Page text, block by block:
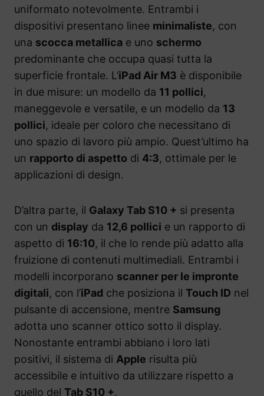
uniformato notevolmente. Entrambi i
dispositivi presentano linee minimaliste, con
una scocca metallica e uno schermo
predominante che occupa quasi tutta la
superficie frontale. L’iPad Air M3 è disponibile
in due misure: un modello da 11 pollici,
maneggevole e versatile, e un modello da 13
pollici, ideale per coloro che necessitano di
uno spazio di lavoro più ampio. Quest’ultimo ha
un rapporto di aspetto di 4:3, ottimale per le
applicazioni di design.
D’altra parte, il Galaxy Tab S10 + si presenta
con un display da 12,6 pollici e un rapporto di
aspetto di 16:10, il che lo rende più adatto alla
fruizione di contenuti multimediali. Entrambi i
modelli incorporano scanner per le impronte
digitali, con l’iPad che posiziona il Touch ID nel
pulsante di accensione, mentre Samsung
adotta uno scanner ottico sotto il display.
Nonostante entrambi abbiano i loro lati
positivi, il sistema di Apple risulta più
accessibile e intuitivo da utilizzare rispetto a
quello del Tab S10 +.